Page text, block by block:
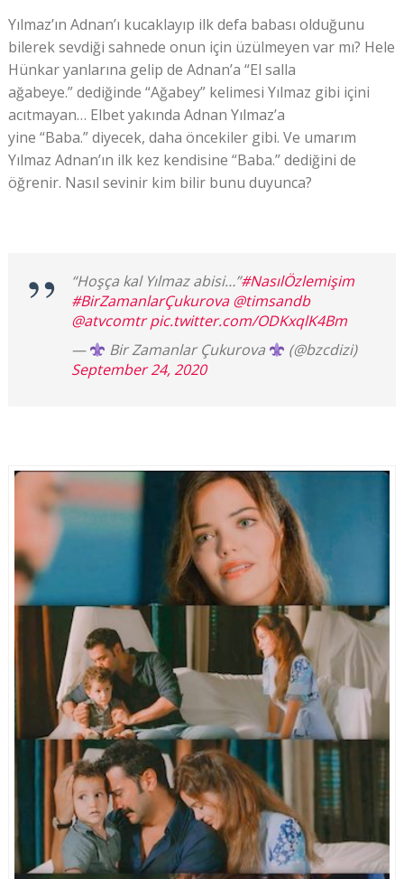
Yılmaz’ın Adnan’ı kucaklayıp ilk defa babası olduğunu
bilerek sevdiği sahnede onun için üzülmeyen var mı? Hele
Hünkar yanlarına gelip de Adnan’a “El salla
ağabeye.” dediğinde “Ağabey” kelimesi Yılmaz gibi içini
acıtmayan… Elbet yakında Adnan Yılmaz’a
yine “Baba.” diyecek, daha öncekiler gibi. Ve umarım
Yılmaz Adnan’ın ilk kez kendisine “Baba.” dediğini de
öğrenir. Nasıl sevinir kim bilir bunu duyunca?
“Hoşça kal Yılmaz abisi…”#NasılÖzlemişim
#BirZamanlarÇukurova @timsandb
@atvcomtr pic.twitter.com/ODKxqlK4Bm
—
Bir Zamanlar Çukurova
(@bzcdizi)
September 24, 2020